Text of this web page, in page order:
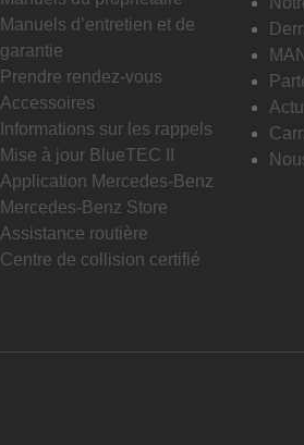
Manuels d’entretien et de
garantie
Prendre rendez-vous
Accessoires
Informations sur les rappels
Mise à jour BlueTEC II
Application Mercedes-Benz
Mercedes-Benz Store
Assistance routière
Centre de collision certifié